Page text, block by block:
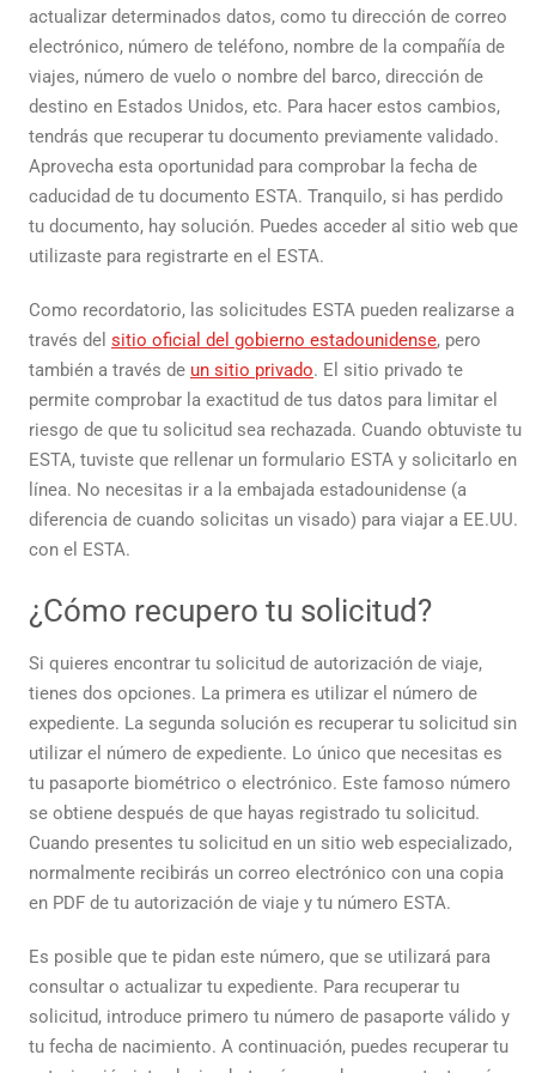
actualizar determinados datos, como tu dirección de correo
electrónico, número de teléfono, nombre de la compañía de
viajes, número de vuelo o nombre del barco, dirección de
destino en Estados Unidos, etc. Para hacer estos cambios,
tendrás que recuperar tu documento previamente validado.
Aprovecha esta oportunidad para comprobar la fecha de
caducidad de tu documento ESTA. Tranquilo, si has perdido
tu documento, hay solución. Puedes acceder al sitio web que
utilizaste para registrarte en el ESTA.
Como recordatorio, las solicitudes ESTA pueden realizarse a
través del sitio oficial del gobierno estadounidense, pero
también a través de un sitio privado. El sitio privado te
permite comprobar la exactitud de tus datos para limitar el
riesgo de que tu solicitud sea rechazada. Cuando obtuviste tu
ESTA, tuviste que rellenar un formulario ESTA y solicitarlo en
línea. No necesitas ir a la embajada estadounidense (a
diferencia de cuando solicitas un visado) para viajar a EE.UU.
con el ESTA.
¿Cómo recupero tu solicitud?
Si quieres encontrar tu solicitud de autorización de viaje,
tienes dos opciones. La primera es utilizar el número de
expediente. La segunda solución es recuperar tu solicitud sin
utilizar el número de expediente. Lo único que necesitas es
tu pasaporte biométrico o electrónico. Este famoso número
se obtiene después de que hayas registrado tu solicitud.
Cuando presentes tu solicitud en un sitio web especializado,
normalmente recibirás un correo electrónico con una copia
en PDF de tu autorización de viaje y tu número ESTA.
Es posible que te pidan este número, que se utilizará para
consultar o actualizar tu expediente. Para recuperar tu
solicitud, introduce primero tu número de pasaporte válido y
tu fecha de nacimiento. A continuación, puedes recuperar tu